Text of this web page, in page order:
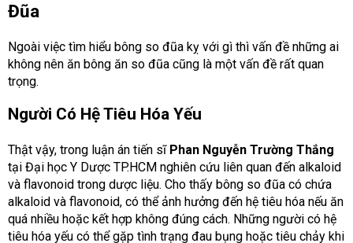
Đũa
Ngoài việc tìm hiểu bông so đũa kỵ với gì thì vấn đề những ai
không nên ăn bông ăn so đũa cũng là một vấn đề rất quan
trọng.
Người Có Hệ Tiêu Hóa Yếu
Thật vậy, trong luận án tiến sĩ Phan Nguyễn Trường Thắng
tại Đại học Y Dược TP.HCM nghiên cứu liên quan đến alkaloid
và flavonoid trong dược liệu. Cho thấy bông so đũa có chứa
alkaloid và flavonoid, có thể ảnh hưởng đến hệ tiêu hóa nếu ăn
quá nhiều hoặc kết hợp không đúng cách. Những người có hệ
tiêu hóa yếu có thể gặp tình trạng đau bụng hoặc tiêu chảy khi